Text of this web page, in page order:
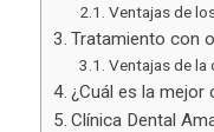
Ventajas de
Tratamiento con
Ventajas de la
¿Cuál es la mejor
Clínica Dental